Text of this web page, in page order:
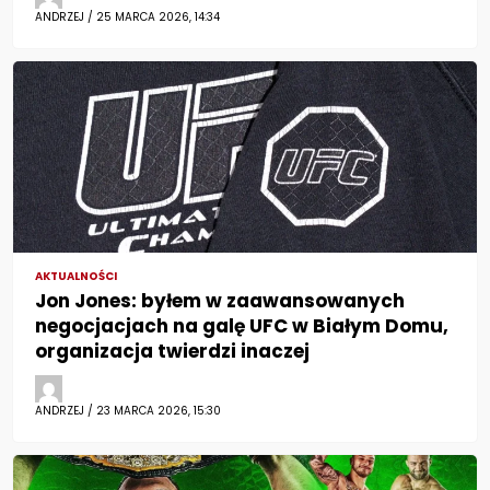
ANDRZEJ / 25 MARCA 2026, 14:34
AKTUALNOŚCI
Jon Jones: byłem w zaawansowanych
negocjacjach na galę UFC w Białym Domu,
organizacja twierdzi inaczej
ANDRZEJ / 23 MARCA 2026, 15:30